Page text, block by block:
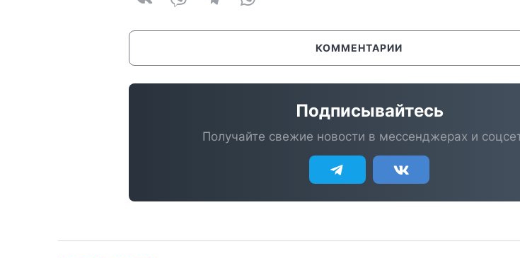
КОММЕНТАРИИ
Подписывайтесь
Получайте свежие новости в мессенджерах и